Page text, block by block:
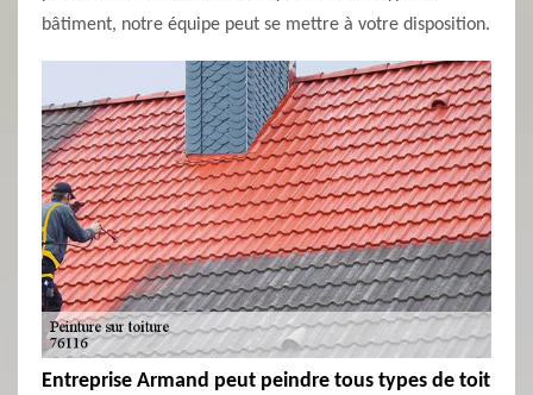
bâtiment, notre équipe peut se mettre à votre disposition.
Entreprise Armand peut peindre tous types de toit